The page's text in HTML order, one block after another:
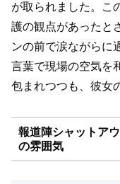
が取られました。こ
護の観点があったと
ンの前で涙ながらに
言葉で現場の空気を
包まれつつも、彼女
報道陣シャットア
の雰囲気